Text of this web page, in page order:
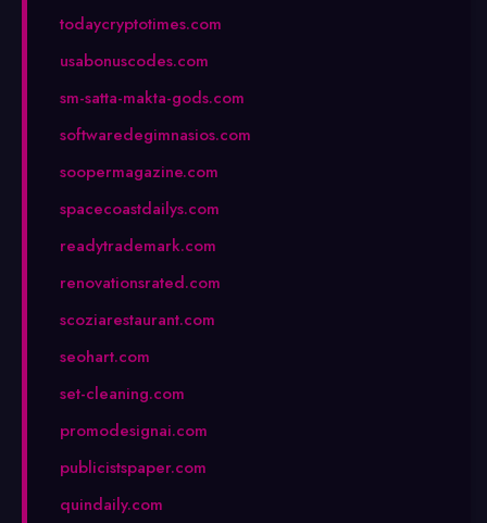
todaycryptotimes.com
usabonuscodes.com
sm-satta-makta-gods.com
softwaredegimnasios.com
soopermagazine.com
spacecoastdailys.com
readytrademark.com
renovationsrated.com
scoziarestaurant.com
seohart.com
set-cleaning.com
promodesignai.com
publicistspaper.com
quindaily.com